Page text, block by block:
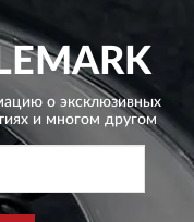
о эксклюзивных
и многом другом